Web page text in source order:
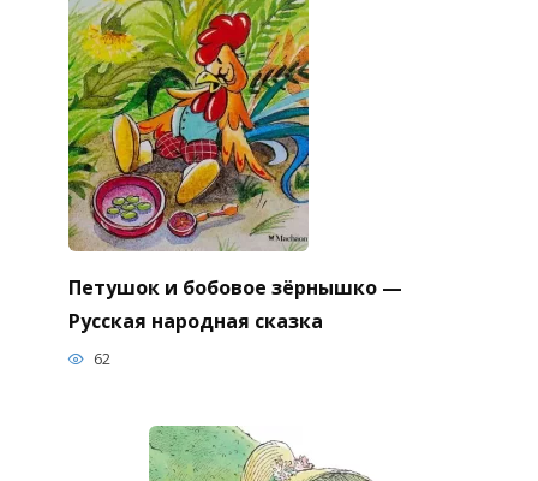
Петушок и бобовое зёрнышко —
Русская народная сказка
62